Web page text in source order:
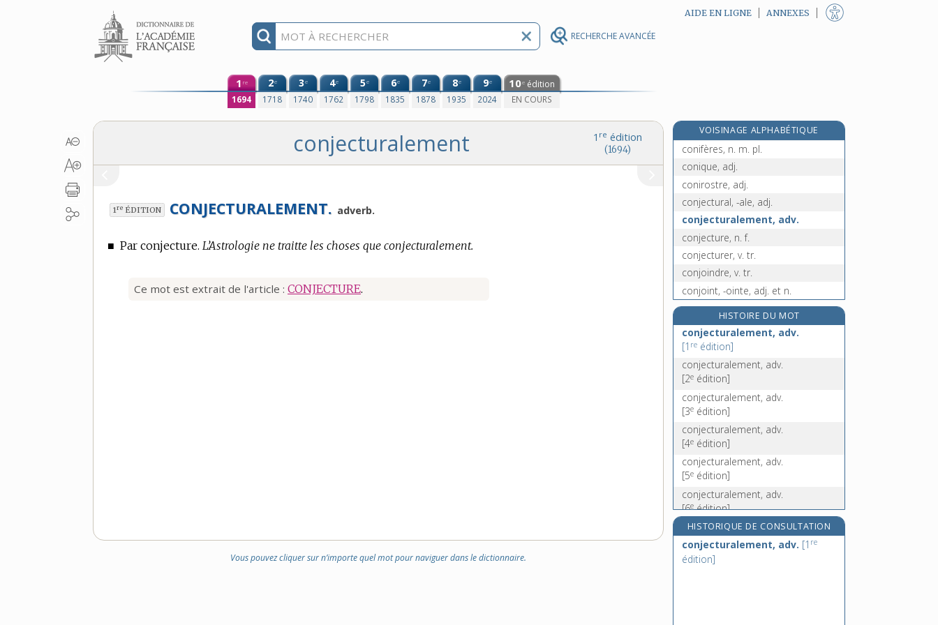
RECHERCHE AVANCÉE
Aller au contenu AIDE EN LIGNE ANNEXES
1 re
1694
2e
1718
3e
1740
4e
1762
5e
1798
6e
1835
7e
1878
8e
1935
9e
2024
10e édition
EN COURS
1 re édition
(1694)
conjecturalement
1re ÉDITION CONJECTURALEMENT. adverb.
■ Par conjecture. L’Astrologie ne traitte les choses que conjecturalement.
Ce mot est extrait de l'article : CONJECTURE.
Vous pouvez cliquer sur n’importe quel mot pour naviguer dans le dictionnaire.
VOISINAGE ALPHABÉTIQUE
conidie, n. f.
conifères, n. m. pl.
conique, adj.
conirostre, adj.
conjectural, -ale, adj.
conjecturalement, adv.
conjecture, n. f.
conjecturer, v. tr.
conjoindre, v. tr.
conjoint, -ointe, adj. et n.
conjointement, adv.
conjoncteur, n. m.
conjoncteur-disjoncteur, n. m.
conjonctif, -ive, adj.
conjonction, n. f.
HISTOIRE DU MOT
conjecturalement, adv.
[1 re édition]
conjecturalement, adv.
[2e édition]
conjecturalement, adv.
[3e édition]
conjecturalement, adv.
[4e édition]
conjecturalement, adv.
[5e édition]
conjecturalement, adv.
[6eédition]
conjecturalement, adv.
[7eédition]
conjecturalement, adv.
HISTORIQUE DE CONSULTATION
conjecturalement, adv. [1 re
édition]